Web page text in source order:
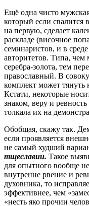
Ещё одна чисто
который если свалится
на первую, сделает
раскладе (височное
семинаристов, и в
авторитетов. Типа,
серебра-золота, тем
православный. В
комплект может тянуть
Кстати, некоторые
знаком, веру и
толкала их на
Обобщая, скажу так.
если проявляется
не самый худший
тщеславии. Такое
для опытного вообще
внутренне рвение и
духовника, то
эффективнее, чем
«несть яко прочии